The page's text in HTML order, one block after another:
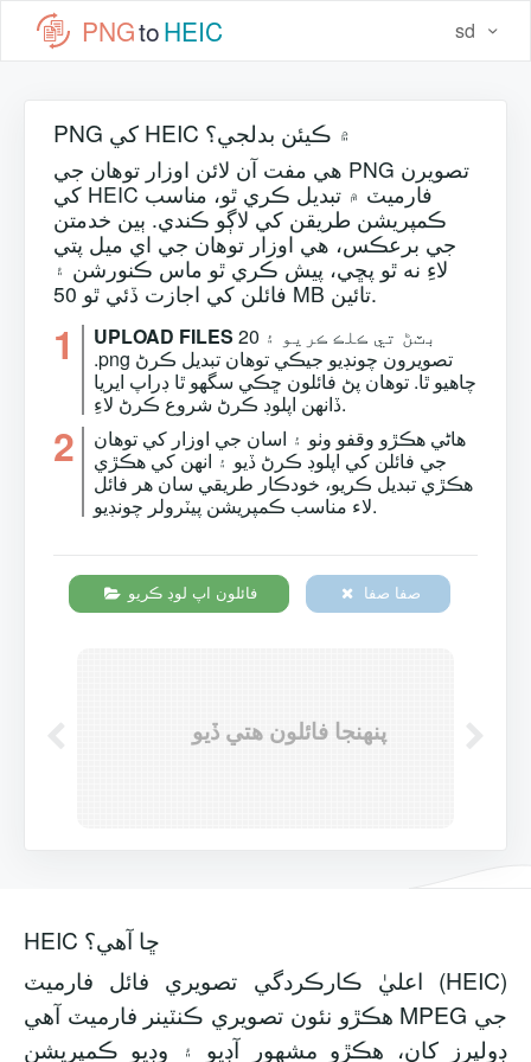
PNGtoHEIC sd
PNG کي HEIC ۾ ڪيئن بدلجي؟
هي مفت آن لائن اوزار توهان جي PNG تصويرن
کي HEIC فارميٽ ۾ تبديل ڪري ٿو، مناسب
ڪمپريشن طريقن کي لاڳو ڪندي. ٻين خدمتن
جي برعڪس، هي اوزار توهان جي اي ميل پتي
لاءِ نه ٿو پڇي، پيش ڪري ٿو ماس ڪنورشن ۽
فائلن کي اجازت ڏئي ٿو 50 MB تائين.
1 UPLOAD FILES
.png تصويرون چونڊيو جيڪي توھان تبديل ڪرڻ
چاھيو ٿا. توھان پڻ فائلون ڇڪي سگھو ٿا ڊراپ ايريا
ڏانھن اپلوڊ ڪرڻ شروع ڪرڻ لاءِ.
2
ھاڻي ھڪڙو وقفو وٺو ۽ اسان جي اوزار کي توھان
جي فائلن کي اپلوڊ ڪرڻ ڏيو ۽ انھن کي ھڪڙي
ھڪڙي تبديل ڪريو، خودڪار طريقي سان ھر فائل
لاء مناسب ڪمپريشن پيٽرولر چونڊيو.
فائلون اپ لوڊ ڪريو صفا صفا
پنهنجا فائلون هتي ڏيو
HEIC ڇا آهي؟
اعليٰ ڪارڪردگي تصويري فائل فارميٽ (HEIC)
ھڪڙو نئون تصويري ڪنٽينر فارميٽ آھي MPEG جي
ڊولپرز کان، ھڪڙو مشهور آڊيو ۽ وڊيو ڪمپريشن